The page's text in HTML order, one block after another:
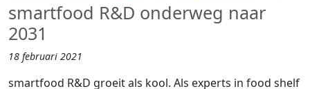
smartfood R&D onderweg naar
2031
18 februari 2021
smartfood R&D groeit als kool. Als experts in food shelf